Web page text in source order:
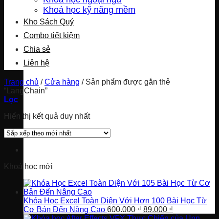
Khoá học kỹ năng mềm
Kho Sách Quý
Combo tiết kiệm
Chia sẻ
Liên hệ
Trang chủ / Cửa hàng /Sản phẩm được gắn thẻ
“LangChain”
Lọc
Hiển thị kết quả duy nhất
Khoá học mới
Khóa Học Excel Toàn Diện Với Hơn 100 Bài Học Từ
Cơ Bản Đến Nâng Cao 600.000₫ Giá
89.000 ₫